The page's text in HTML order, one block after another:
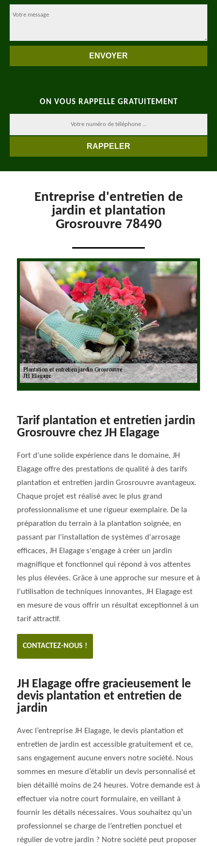
ON VOUS RAPPELLE GRATUITEMENT
Entreprise d'entretien de
jardin et plantation
Grosrouvre 78490
Tarif plantation et entretien jardin
Grosrouvre chez JH Elagage
Fort d'une solide expérience dans le domaine, JH
Elagage offre des prestations de qualité à des tarifs
plantation et entretien jardin Grosrouvre avantageux.
Chaque projet est réalisé avec le plus grand
professionnalisme et une rigueur exemplaire. De la
préparation du terrain à la plantation soignée, en
passant par l'installation de systèmes d'arrosage
efficaces, JH Elagage s'engage à créer un jardin
magnifique et fonctionnel qui répond à vos attentes
les plus élevées. Grâce à une approche sur mesure et à
l'utilisation de techniques innovantes, JH Elagage est
en mesure de vous offrir un résultat exceptionnel à un
tarif attractif.
CONTACTEZ-NOUS !
JH Elagage offre gracieusement le
devis plantation et entretien de
jardin
Avec l’entreprise JH Elagage, le devis plantation et
entretien de jardin est accessible gratuitement et ce,
sans engagement aucune envers notre société. Nous
sommes en mesure d’établir un devis personnalisé et
bien détaillé moins de 24 heures. Votre demande est à
effectuer via notre court formulaire, en veillant à
fournir les détails nécessaires. Vous souhaitez qu’un
professionnel se charge de l’entretien ponctuel et
régulier de votre jardin ? Notre société peut proposer